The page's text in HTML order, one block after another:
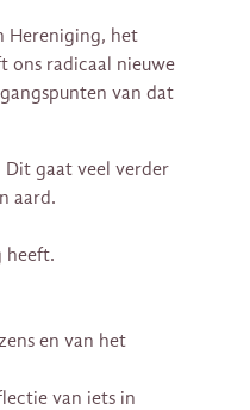
Hereniging, het
ons radicaal nieuwe
van dat
Dit gaat veel verder
aard.
heeft.
en van het
van iets in